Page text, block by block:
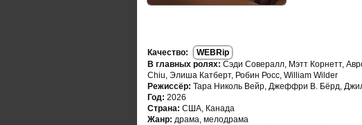
Качество:
WEBRip
В главных ролях: Сэди Совералл, Мэтт Корнетт,
Chiu, Элиша Катберт, Робин Росс, William Wilder
Режиссёр: Тара Николь Вейр, Джеффри В. Бёрд,
Год: 2026
Страна: США, Канада
Жанр: драма, мелодрама